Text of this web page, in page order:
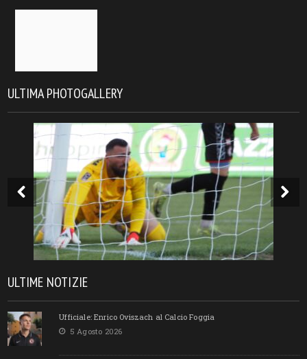
ULTIMA PHOTOGALLERY
ULTIME NOTIZIE
Ufficiale: Enrico Oviszach al Calcio Foggia
5 Agosto 2026